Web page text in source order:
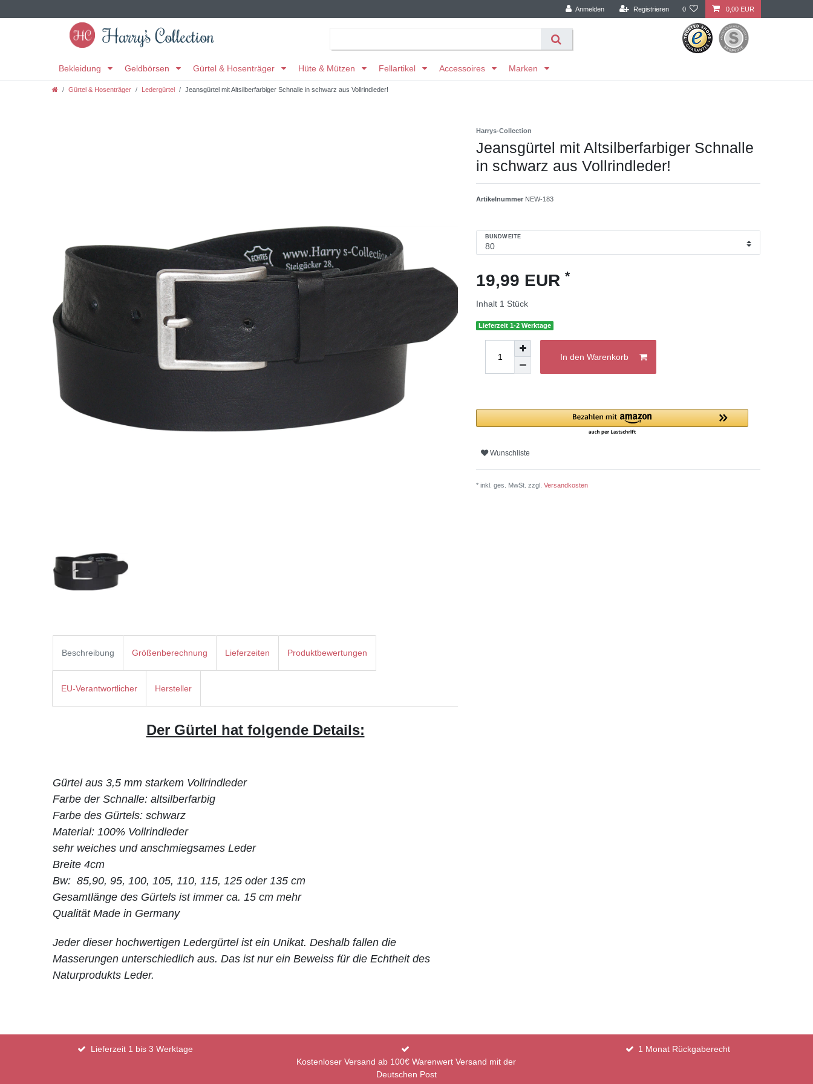
Anmelden Registrieren 0 0,00 EUR
Bekleidung Geldbörsen Gürtel & Hosenträger Hüte & Mützen Fellartikel Accessoires Marken
Gürtel & Hosenträger Ledergürtel Jeansgürtel mit Altsilberfarbiger Schnalle in schwarz aus Vollrindleder!
Harrys-Collection
Jeansgürtel mit Altsilberfarbiger Schnalle
in schwarz aus Vollrindleder!
Artikelnummer NEW-183
BUNDWEITE
19,99 EUR *
Inhalt 1 Stück
Lieferzeit 1-2 Werktage
In den Warenkorb
Wunschliste
* inkl. ges. MwSt. zzgl. Versandkosten
Beschreibung Größenberechnung Lieferzeiten Produktbewertungen
EU-Verantwortlicher Hersteller
Der Gürtel hat folgende Details:
Gürtel aus 3,5 mm starkem Vollrindleder
Farbe der Schnalle: altsilberfarbig
Farbe des Gürtels: schwarz
Material: 100% Vollrindleder
sehr weiches und anschmiegsames Leder
Breite 4cm
Bw: 85,90, 95, 100, 105, 110, 115, 125 oder 135 cm
Gesamtlänge des Gürtels ist immer ca. 15 cm mehr
Qualität Made in Germany
Jeder dieserhochwertigen Ledergürtel ist ein Unikat. Deshalb fallen die
Masserungen unterschiedlich aus. Das ist nur ein Beweiss für die Echtheit des
Naturprodukts Leder.
Lieferzeit 1 bis 3 Werktage
Kostenloser Versand ab 100€ Warenwert Versand mit der
Deutschen Post
1 Monat Rückgaberecht